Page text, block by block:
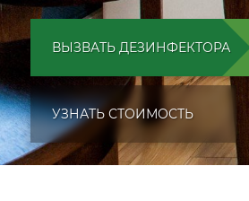
ВЫЗВАТЬ ДЕЗИНФЕКТОРА
УЗНАТЬ СТОИМОСТЬ